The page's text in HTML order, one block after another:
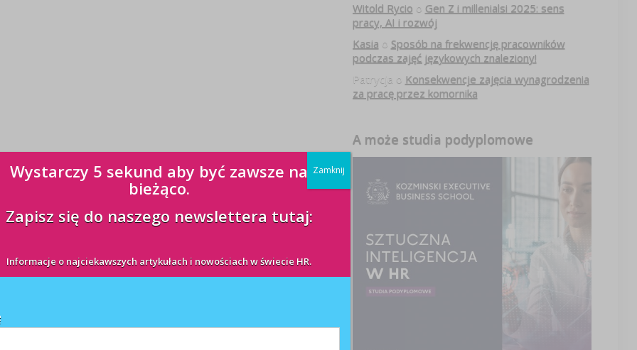
Witold Rycio o Gen Z i millenialsi 2025: sens
pracy, AI i rozwój
Kasia o Sposób na frekwencję pracowników
podczas zajęć językowych znaleziony!
Patrycja o Konsekwencje zajęcia wynagrodzenia
za pracę przez komornika
A może studia podyplomowe
Wystarczy 5 sekund aby być zawsze na
bieżąco.
Zapisz się do naszego newslettera tutaj:
Informacje o najciekawszych artykułach i nowościach w świecie HR.
Zamknij